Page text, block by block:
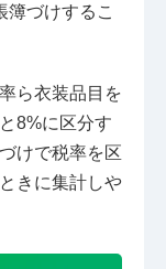
簿づけするこ
ら衣装品目を
8%に区分す
けで税率を区
きに集計しや